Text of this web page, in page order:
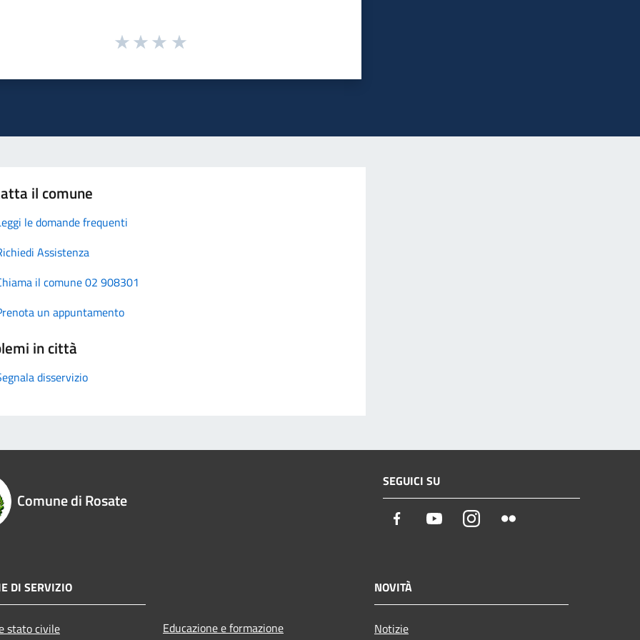
il comune
le domande frequenti
Assistenza
il comune 02 908301
un appuntamento
in città
disservizio
Comune di Rosate
SEGUICI SU
Facebook YoutubeInstagram
DI SERVIZIO
stato civile Educazione e formazione
NOVITÀ
Notizie